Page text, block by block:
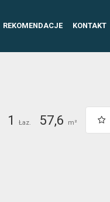
REKOMENDACJE KONTAKT
1 Łaz. 57,6 m²